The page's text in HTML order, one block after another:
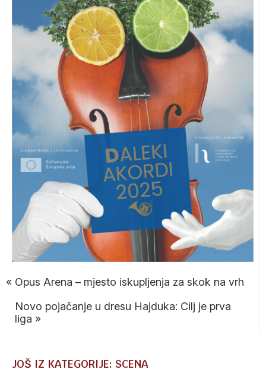
« Opus Arena – mjesto iskupljenja za skok na vrh
Novo pojačanje u dresu Hajduka: Cilj je prva
liga »
JOŠ IZ KATEGORIJE: SCENA